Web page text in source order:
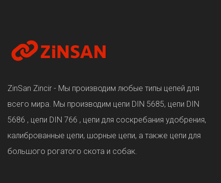
ZinSan Zincir - Мы производим любые типы цепей для
всего мира. Мы производим цепи DIN 5685, цепи DIN
5686 , цепи DIN 766 , цепи для соскребания удобрения,
калиброванные цепи, шорные цепи, а также цепи для
большого рогатого скота и собак.